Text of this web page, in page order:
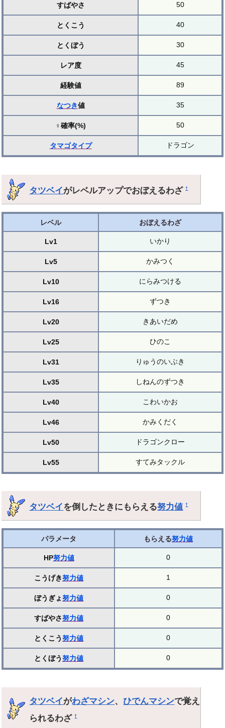
すばやさ 50
とくこう 40
とくぼう 30
レア度 45
経験値 89
なつき値 35
♀確率(%) 50
タマゴタイプ ドラゴン
タツベイがレベルアップでおぼえるわざ†
レベル おぼえるわざ
Lv1 いかり
Lv5 かみつく
Lv10 にらみつける
Lv16 ずつき
Lv20 きあいだめ
Lv25 ひのこ
Lv31 りゅうのいぶき
Lv35 しねんのずつき
Lv40 こわいかお
Lv46 かみくだく
Lv50 ドラゴンクロー
Lv55 すてみタックル
タツベイを倒したときにもらえる努力値 †
パラメータ もらえる努力値
HP努力値 0
こうげき努力値 1
ぼうぎょ努力値 0
すばやさ努力値 0
とくこう努力値 0
とくぼう努力値 0
タツベイがわざマシン、ひでんマシンで覚え
られるわざ†